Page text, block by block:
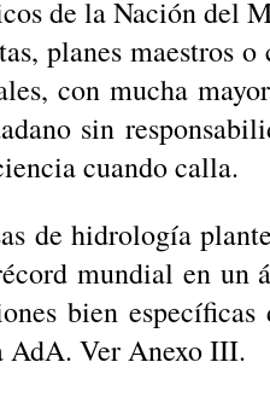
de la Nación del
planes maestros
con mucha
sin
cuando calla.
de hidrología
mundial en
bien
AdA. Ver Anexo III.